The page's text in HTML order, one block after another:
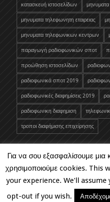
κατασκευή ιστοσελίδων
μηνυματα τηλεφωνητη εταιρειας
μηνυματα τηλεφωνικων κεντρων
παραγωγή ραδιοφωνικών σποτ
προώθηση ιστοσελίδων
ραδιοφωνικά σποτ 2019
ραδιοφωνικές διαφημίσεις 2019
ραδιοφωνικη διαφημιση
τροποι διαφήμισης επιχείρησης
2020© Copyright - Quarj Productions -
Για να σου εξασφαλίσουμε
χρησιμοποιούμε cookies.
your experience. We'll
opt-out if you wish.